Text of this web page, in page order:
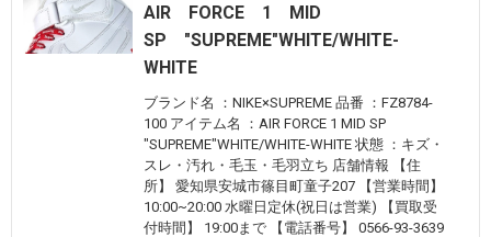
AIR FORCE 1 MID
SP "SUPREME"WHITE/WHITE-
WHITE
ブランド名 ：NIKE×SUPREME 品番 ：FZ8784-
100 アイテム名 ：AIR FORCE 1 MID SP
"SUPREME"WHITE/WHITE-WHITE 状態 ：キズ・
スレ・汚れ・毛玉・毛羽立ち 店舗情報 【住
所】 愛知県安城市篠目町童子207 【営業時間】
10:00~20:00 水曜日定休(祝日は営業) 【買取受
付時間】 19:00まで 【電話番号】 0566-93-3639